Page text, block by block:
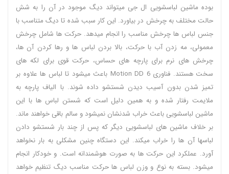
بوده ماشین لباسشویی ال جی میتواند دیگ موجود در آن را به شش
حالت مختلف به چرخش در بیاورد. این کار سبب شده تا دیگ متناسب با
جنس لباس ها چرخش مناسب را انجام میدهد. حرکت ها شامل چرخش
معمولی، مه زدن آب با حرکت، بالا بردن لباس ها و رها کردن آن ها،
چرخش های نرم برای پارچه های حساس، حرکت قوی برای لکه های
سخت هستند. فناوری 6 Motion DD باعث میشود تا لباس ها علاوه بر
تمیز شدن بدون آسیب دیدن شستشو داده شوند. با الیاف پارچه به
ملایمت رفتار شده و به همین دلیل است که شستن لباس ها با این
ماشین لباسشویی باعث خراب شدنشان نمیشود و سالم باقی خواهند ماند.
بر خلاف ماشین های لباسشویی دیگر که پس از چند بار شستشو دادن
لباسها آن ها را خراب میکند. این دستگاه چنین مشکلی به بار نخواهد
آورد. عملکرد این حرکت ها به صورت هوشمندانه است. و خودکار انجام
میشود. بسته به نوع و وزن لباس ها حرکت مناسب دیگ تنظیم خواهد